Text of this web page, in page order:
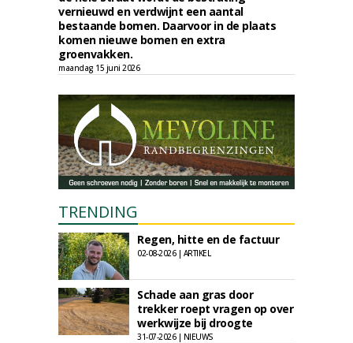
vernieuwd en verdwijnt een aantal
bestaande bomen. Daarvoor in de plaats
komen nieuwe bomen en extra
groenvakken.
maandag 15 juni 2026
TRENDING
Regen, hitte en de factuur
02-08-2026 | ARTIKEL
Schade aan gras door
trekker roept vragen op over
werkwijze bij droogte
31-07-2026 | NIEUWS